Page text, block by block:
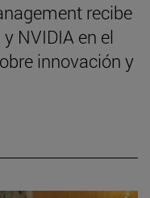
recibe
NVIDIA en el
innovación y